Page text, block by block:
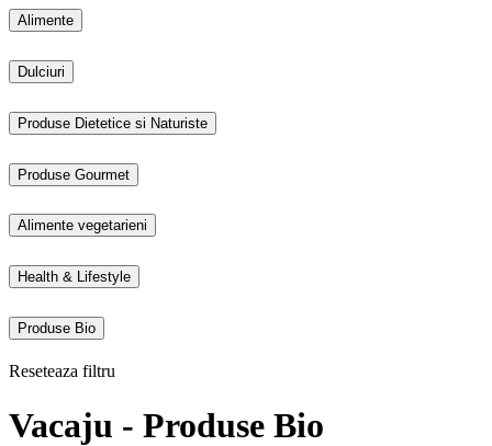
Alimente
Dulciuri
Produse Dietetice si Naturiste
Produse Gourmet
Alimente vegetarieni
Health & Lifestyle
Produse Bio
Reseteaza filtru
Vacaju - Produse Bio